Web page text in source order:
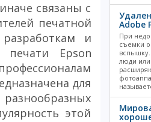
связаны с
печатной
и
печати Epson
для
этой
Adobe
При
съемки
люди или